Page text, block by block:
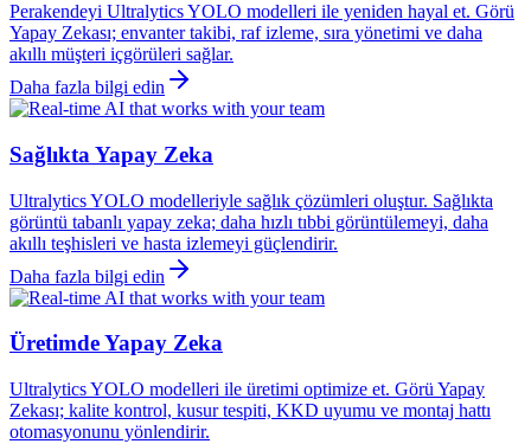
Perakendeyi Ultralytics YOLO modelleri ile yeniden hayal et. Görü
Yapay Zekası; envanter takibi, raf izleme, sıra yönetimi ve daha
akıllı müşteri içgörüleri sağlar.
Daha fazla bilgi edin
Sağlıkta Yapay Zeka
Ultralytics YOLO modelleriyle sağlık çözümleri oluştur. Sağlıkta
görüntü tabanlı yapay zeka; daha hızlı tıbbi görüntülemeyi, daha
akıllı teşhisleri ve hasta izlemeyi güçlendirir.
Daha fazla bilgi edin
Üretimde Yapay Zeka
Ultralytics YOLO modelleri ile üretimi optimize et. Görü Yapay
Zekası; kalite kontrol, kusur tespiti, KKD uyumu ve montaj hattı
otomasyonunu yönlendirir.